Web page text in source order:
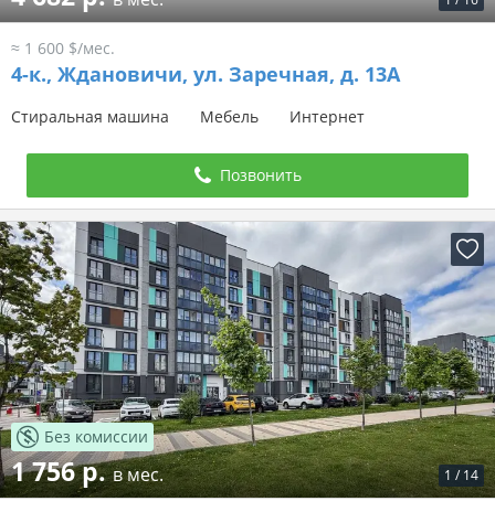
≈ 1 600 $/мес.
4-к., Ждановичи, ул. Заречная, д. 13А
Стиральная машина Мебель Интернет
Позвонить
1 / 14
Без комиссии
1 756 р.в мес.